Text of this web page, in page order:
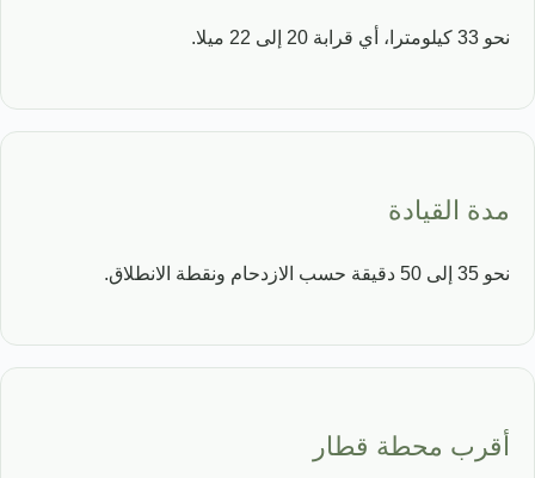
نحو 33 كيلومترا، أي قرابة 20 إلى 22 ميلا.
مدة القيادة
نحو 35 إلى 50 دقيقة حسب الازدحام ونقطة الانطلاق.
أقرب محطة قطار